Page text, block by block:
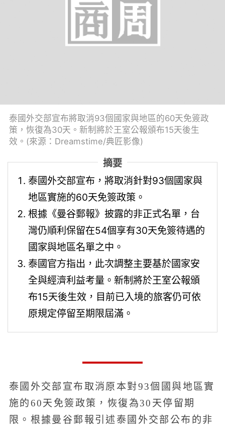
泰國外交部宣布將取消93個國家與地區的60天免簽政
策，恢復為30天。新制將於王室公報頒布15天後生
效。(來源：Dreamstime/典匠影像)
摘要
泰國外交部宣布，將取消針對93個國家與
地區實施的60天免簽政策。
根據《曼谷郵報》披露的非正式名單，台
灣仍順利保留在54個享有30天免簽待遇的
國家與地區名單之中。
泰國官方指出，此次調整主要基於國家安
全與經濟利益考量。新制將於王室公報頒
布15天後生效，目前已入境的旅客仍可依
原規定停留至期限屆滿。
泰國外交部宣布取消原本對93個國與地區實
施的60天免簽政策，恢復為30天停留期
限。根據曼谷郵報引述泰國外交部公布的非